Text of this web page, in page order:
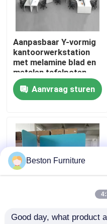
Kwaliteitscontrole
Neem contact met ons
Nieuws
Gevallen
Bureau Werkstation
Aanpasbaar Y-vormig
kantoorwerkstation
met melamine blad en
metalen tafelpoten
Aanvraag sturen
Aanpasbare grootte
Beston Furniture
Good day, what product